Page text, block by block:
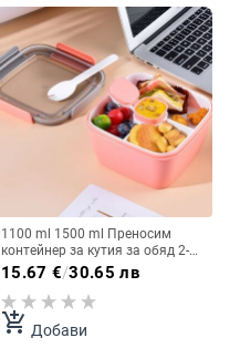
1100 ml 1500 ml Преносим
контейнер за кутия за обяд 2-
слойна решетъчна купа за
салата Bento кутии Купи за
салата Кутия за обяд
Контейнер за обяд за храна
15.67 €/30.65 лв
add_shopping_cart Добави